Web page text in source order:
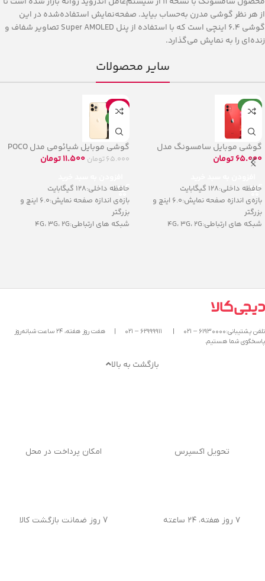
از هر نظر گوشی مدرن به‌حساب بیاید. صفحه‌نمایش استفاده‌شده در این
گوشی 6.4 اینچی است که با استفاده از پنل Super AMOLED تصاویر شفاف و
زنده‌ای را به نمایش می‌گذارد.
سایر محصولات
جدید
گوشی موبایل سامسونگ مدل
Galaxy A32 5G
65.000تومان
حافظه داخلی:128 گیگابایت
بازه‌ی اندازه صفحه نمایش:6.0 اینچ و
بزرگتر
شبکه های ارتباطی:4G، 3G، 2G
حراج
گوشی موبایل شیائومی مدل POCO
F3 5G
65.000تومان 11.500تومان
حافظه داخلی:128 گیگابایت
بازه‌ی اندازه صفحه نمایش:6.0 اینچ و
بزرگتر
شبکه های ارتباطی:4G، 3G، 2G
تلفن پشتیبانی:۶۱۹۳۰۰۰۰ – ۰۲۱ |
|
هفت روز هفته، ۲۴ ساعت شبانه‌روز
پاسخگوی شما هستیم.
بازگشت به بالا
تحویل اکسپرس امکان پرداخت در محل
۷ روز هفته، ۲۴ ساعته 7 روز ضمانت بازگشت کالا